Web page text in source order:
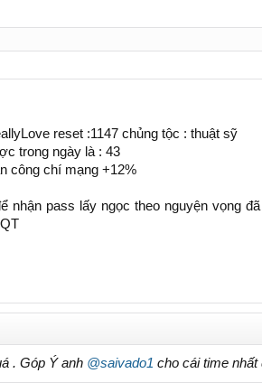
reset :1147 chủng tộc : thuật sỹ
trong ngày là : 43
công chí mạng +12%
nhận pass lấy ngọc theo nguyện vọng
. Góp Ý anh @saivado1 cho cái time nhất